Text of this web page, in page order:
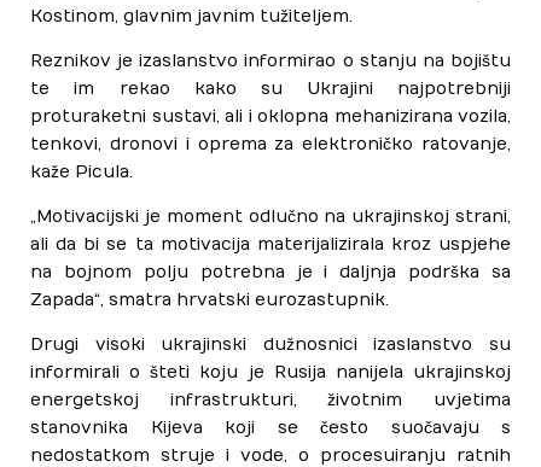
Kostinom, glavnim javnim tužiteljem.
Reznikov je izaslanstvo informirao o stanju na bojištu
te im rekao kako su Ukrajini najpotrebniji
proturaketni sustavi, ali i oklopna mehanizirana vozila,
tenkovi, dronovi i oprema za elektroničko ratovanje,
kaže Picula.
„Motivacijski je moment odlučno na ukrajinskoj strani,
ali da bi se ta motivacija materijalizirala kroz uspjehe
na bojnom polju potrebna je i daljnja podrška sa
Zapada“, smatra hrvatski eurozastupnik.
Drugi visoki ukrajinski dužnosnici izaslanstvo su
informirali o šteti koju je Rusija nanijela ukrajinskoj
energetskoj infrastrukturi, životnim uvjetima
stanovnika Kijeva koji se često suočavaju s
nedostatkom struje i vode, o procesuiranju ratnih